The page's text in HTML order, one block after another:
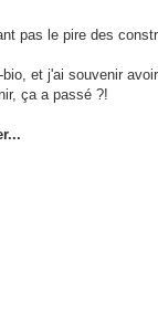
pas le pire des
et j'ai souvenir
ça a passé ?!